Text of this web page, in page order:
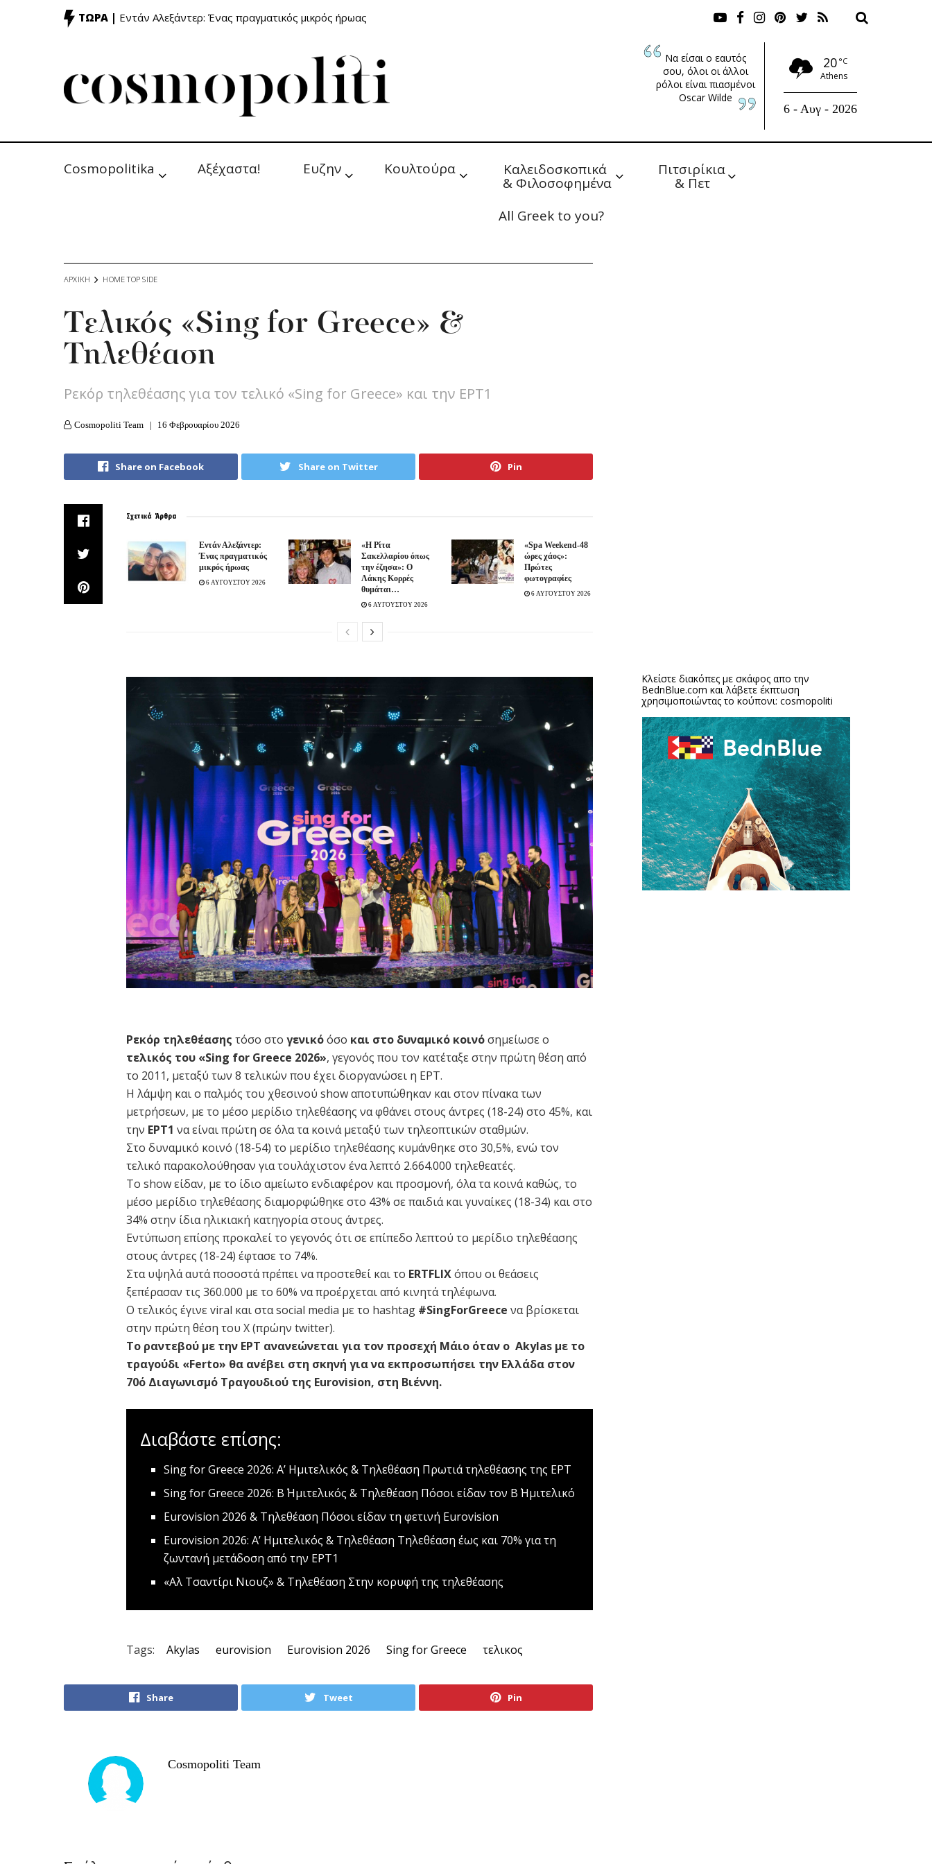
ΤΩΡΑ | Εντάν Αλεξάντερ: Ένας πραγματικός μικρός ήρωας
Να είσαι ο εαυτός
σου, όλοι οι άλλοι
ρόλοι είναι πιασμένοι
Oscar Wilde
20 °C
Athens
6 - Αυγ - 2026
Cosmopolitika Αξέχαστα! Ευζην Κουλτούρα Καλειδοσκοπικά
& Φιλοσοφημένα
Πιτσιρίκια
& Πετ
All Greek to you?
ΑΡΧΙΚΗ HOME TOP SIDE
Tελικός «Sing for Greece» &
Τηλεθέαση
Ρεκόρ τηλεθέασης για τον τελικό «Sing for Greece» και την ΕΡΤ1
Cosmopoliti Team 16 Φεβρουαρίου 2026
Share on Facebook Share on Twitter Pin
Σχετικά Άρθρα
Εντάν Αλεξάντερ:
Ένας πραγματικός
μικρός ήρωας
6 ΑΥΓΟΥΣΤΟΥ 2026
«Η Ρίτα
Σακελλαρίου όπως
την έζησα»: Ο
Λάκης Κορρές
θυμάται…
6 ΑΥΓΟΥΣΤΟΥ 2026
«Spa Weekend-48
ώρες χάος»:
Πρώτες
φωτογραφίες
6 ΑΥΓΟΥΣΤΟΥ 2026
Ρεκόρ τηλεθέασης τόσο στο γενικόόσο και στο δυναμικό κοινόσημείωσε ο
τελικός του «Sing for Greece 2026», γεγονός που τον κατέταξε στην πρώτη θέση από
το 2011, μεταξύ των 8 τελικών που έχει διοργανώσει η ΕΡΤ.
Η λάμψη και ο παλμός του χθεσινού show αποτυπώθηκαν και στον πίνακα των
μετρήσεων, με το μέσο μερίδιο τηλεθέασης να φθάνει στους άντρες (18-24) στο 45%, και
την ΕΡΤ1 να είναι πρώτη σε όλα τα κοινά μεταξύ των τηλεοπτικών σταθμών.
Στο δυναμικό κοινό (18-54) το μερίδιο τηλεθέασης κυμάνθηκε στο 30,5%, ενώ τον
τελικό παρακολούθησαν για τουλάχιστον ένα λεπτό 2.664.000 τηλεθεατές.
Το show είδαν, με το ίδιο αμείωτο ενδιαφέρον και προσμονή, όλα τα κοινά καθώς, το
μέσο μερίδιο τηλεθέασης διαμορφώθηκε στο 43% σε παιδιά και γυναίκες (18-34) και στο
34% στην ίδια ηλικιακή κατηγορία στους άντρες.
Εντύπωση επίσης προκαλεί το γεγονός ότι σε επίπεδο λεπτού το μερίδιο τηλεθέασης
στους άντρες (18-24) έφτασε το 74%.
Στα υψηλά αυτά ποσοστά πρέπει να προστεθεί και το ERTFLIXόπου οι θεάσεις
ξεπέρασαν τις 360.000 με το 60% να προέρχεται από κινητά τηλέφωνα.
O τελικός έγινε viral και στα social media με το hashtag #SingForGreece να βρίσκεται
στην πρώτη θέση του Χ (πρώην twitter).
To ραντεβού με την ΕΡΤ ανανεώνεται για τον προσεχή Μάιο όταν ο Akylas με το
τραγούδι «Ferto» θα ανέβει στη σκηνή για να εκπροσωπήσει την Ελλάδα στον
70ό Διαγωνισμό Τραγουδιού της Eurovision, στη Βιέννη.
Διαβάστε επίσης:
Sing for Greece 2026: Α’ Ημιτελικός & Τηλεθέαση Πρωτιά τηλεθέασης της ΕΡΤ
Sing for Greece 2026: Β΄ Ημιτελικός & Τηλεθέαση Πόσοι είδαν τον Β΄ Ημιτελικό
Eurovision 2026 & Τηλεθέαση Πόσοι είδαν τη φετινή Eurovision
Eurovision 2026: Α’ Ημιτελικός & Τηλεθέαση Τηλεθέαση έως και 70% για τη
ζωντανή μετάδοση από την ΕΡΤ1
«Αλ Τσαντίρι Νιουζ» & Τηλεθέαση Στην κορυφή της τηλεθέασης
Tags: Akylas eurovision Eurovision 2026 Sing for Greece τελικος
Share Tweet Pin
Cosmopoliti Team
Κλείστε διακόπες με σκάφος απο την
BednBlue.com και λάβετε έκπτωση
χρησιμοποιώντας το κούπονι: cosmopoliti